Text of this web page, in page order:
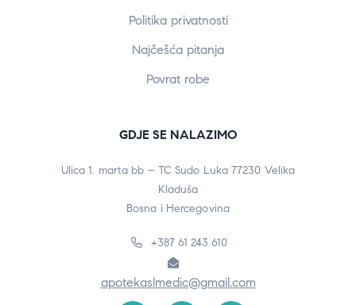
Politika privatnosti
Najčešća pitanja
Povrat robe
GDJE SE NALAZIMO
Ulica 1. marta bb – TC Sudo Luka 77230 Velika
Kladuša
Bosna i Hercegovina
+387 61 243 610
apotekaslmedic@gmail.com